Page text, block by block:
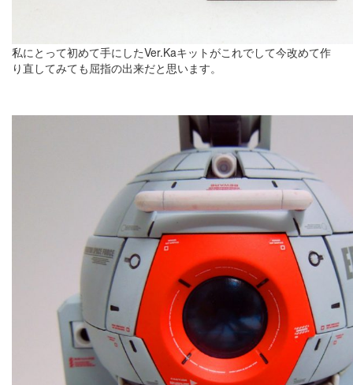
私にとって初めて手にしたVer.Kaキットがこれでして今改めて作
り直してみても屈指の出来だと思います。